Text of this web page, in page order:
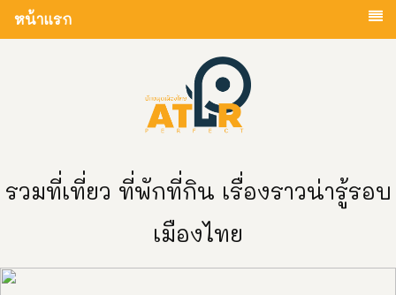
หน้าแรก
รวมที่เที่ยว ที่พักที่กิน เรื่องราวน่ารู้รอบ
เมืองไทย